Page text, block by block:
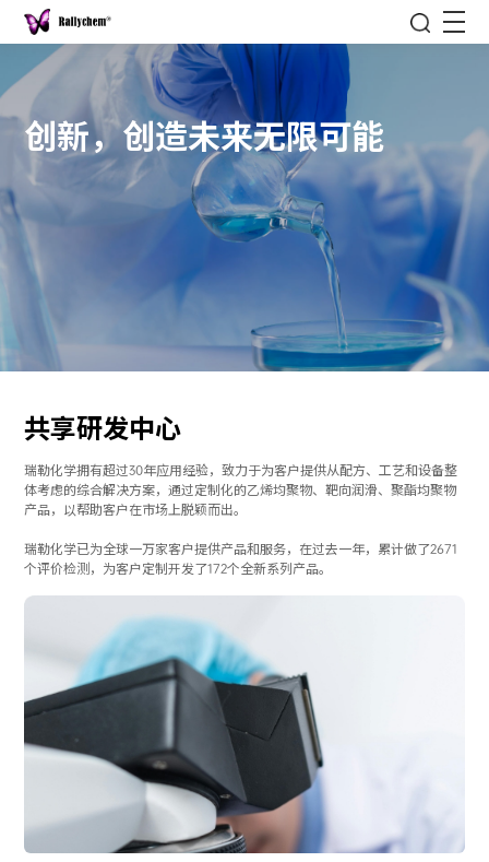
创新，创造未来无限可能
共享研发中心
瑞勒化学拥有超过30年应用经验，致力于为客户提供从配方、工艺和设备整
体考虑的综合解决方案，通过定制化的乙烯均聚物、靶向润滑、聚酯均聚物
产品，以帮助客户在市场上脱颖而出。
瑞勒化学已为全球一万家客户提供产品和服务，在过去一年，累计做了2671
个评价检测，为客户定制开发了172个全新系列产品。